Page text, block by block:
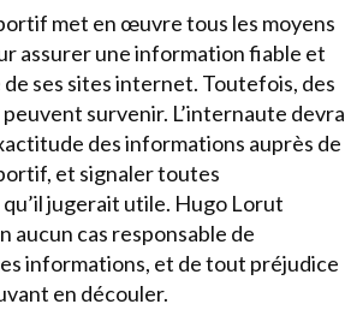
met en œuvre tous les moyens
assurer une information fiable et
de ses sites internet. Toutefois, des
survenir. L’internaute devra
des informations auprès de
et signaler toutes
jugerait utile. Hugo Lorut
aucun cas responsable de
informations, et de tout préjudice
en découler.